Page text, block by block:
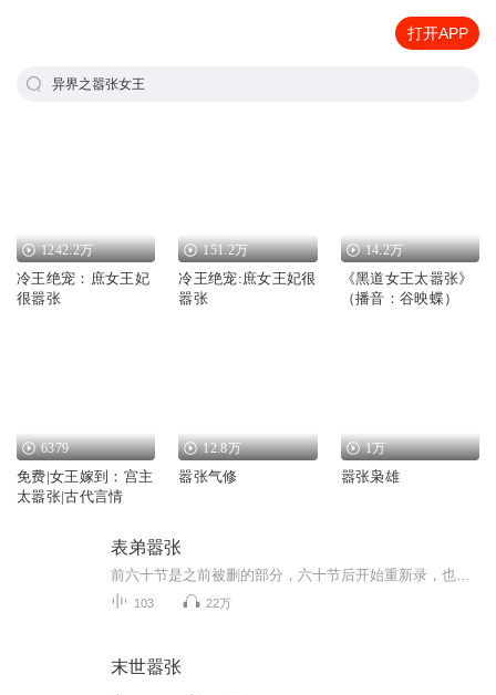
打开APP
异界之嚣张女王
1242.2万
冷王绝宠：庶女王妃
很嚣张
151.2万
冷王绝宠:庶女王妃很
嚣张
14.2万
《黑道女王太嚣张》
（播音：谷映蝶）
6379
免费|女王嫁到：宫主
太嚣张|古代言情
12.8万
嚣张气修
1万
嚣张枭雄
表弟嚣张
103 22万
末世嚣张